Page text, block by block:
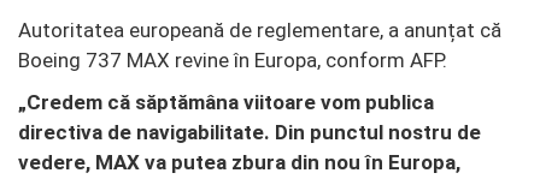
Autoritatea europeană de reglementare, a anunțat că
Boeing 737 MAX revine în Europa, conform AFP.
„Credem că săptămâna viitoare vom publica
directiva de navigabilitate. Din punctul nostru de
vedere, MAX va putea zbura din nou în Europa,